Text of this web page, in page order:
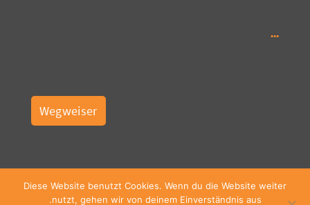
Wegweiser
Diese Website benutzt Cookies. Wenn du die Website weiter
nutzt, gehen wir von deinem Einverständnis aus.